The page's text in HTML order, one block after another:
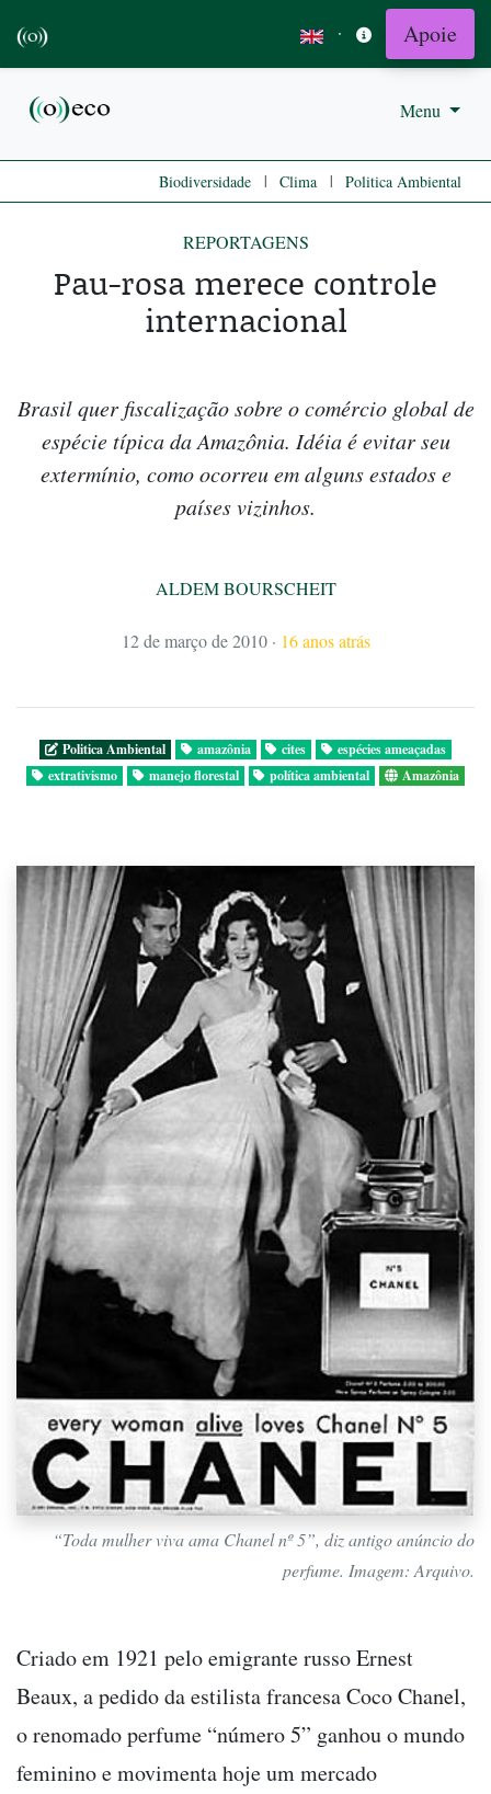
· Apoie
Menu
Biodiversidade | Clima | Politica Ambiental
REPORTAGENS
Pau-rosa merece controle
internacional
Brasil quer fiscalização sobre o comércio global de
espécie típica da Amazônia. Idéia é evitar seu
extermínio, como ocorreu em alguns estados e
países vizinhos.
ALDEM BOURSCHEIT
12 de março de 2010 · 16 anos atrás
Politica Ambiental amazônia cites
espécies ameaçadas
extrativismo
manejo florestal política ambiental Amazônia
“Toda mulher viva ama Chanel nº 5”, diz antigo anúncio do
perfume. Imagem: Arquivo.
Criado em 1921 pelo emigrante russo Ernest
Beaux, a pedido da estilista francesa Coco Chanel,
o renomado perfume “número 5” ganhou o mundo
feminino e movimenta hoje um mercado